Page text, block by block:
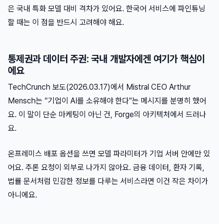
은 국내 특화 모델 대비 격차가 있어요. 한국어 서비스에 파인튜닝
할 때는 이 점을 반드시 고려해야 해요.
통제권과 데이터 주권: 국내 개발자에겐 여기가 핵심이
에요
TechCrunch 보도(2026.03.17)에서 Mistral CEO Arthur
Mensch는 “기업이 AI를 소유해야 한다"는 메시지를 분명히 했어
요. 이 말이 단순 마케팅이 아닌 건, Forge의 아키텍처에서 드러나
요.
온프레미스 배포 옵션을 쓰면 모델 파라미터가 기업 서버 안에만 있
어요. 추론 요청이 외부로 나가지 않아요. 금융 데이터, 환자 기록,
법률 문서처럼 민감한 정보를 다루는 서비스라면 이건 작은 차이가
아니에요.